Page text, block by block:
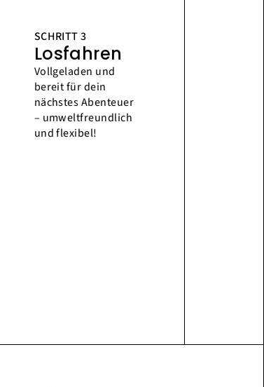
SCHRITT 3
Losfahren
Vollgeladen und
bereit für dein
nächstes Abenteuer
– umweltfreundlich
und flexibel!